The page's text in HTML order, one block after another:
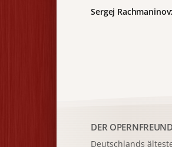
Sergej
DER OPERNFREUND
Deutschlands